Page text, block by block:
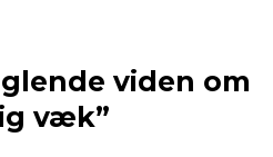
viden om
væk”